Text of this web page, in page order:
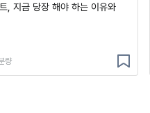
, 지금 당장 해야 하는 이유와
량